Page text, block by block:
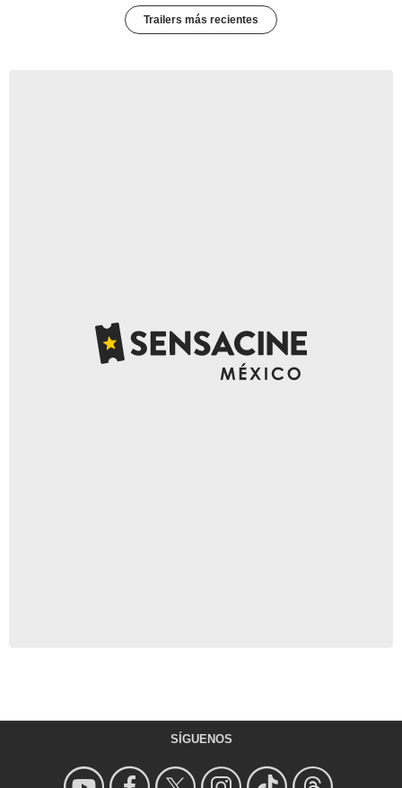
Trailers más recientes
SÍGUENOS